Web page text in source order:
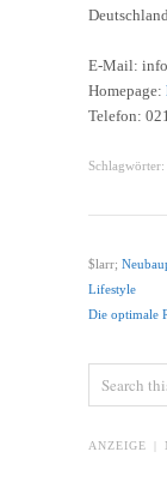
Deutschland
E-Mail:
Homepage:
Telefon:
Schlagwörter:
$larr;
Lifestyle
Die optimale
ANZEIGE |